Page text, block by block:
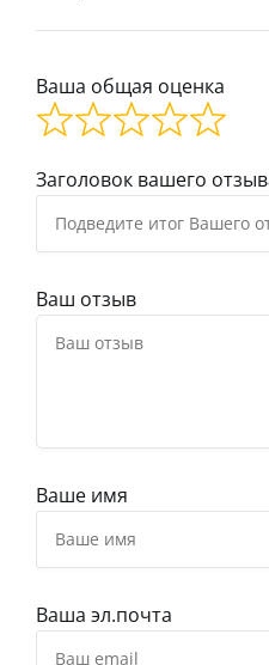
Ваша общая оценка
Заголовок вашего
Ваш отзыв
Ваше имя
Ваша эл.почта